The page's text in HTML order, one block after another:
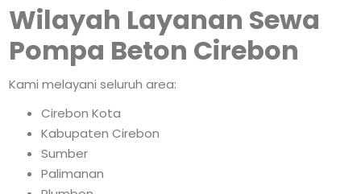
Wilayah Layanan Sewa
Pompa Beton Cirebon
Kami melayani seluruh area:
Cirebon Kota
Kabupaten Cirebon
Sumber
Palimanan